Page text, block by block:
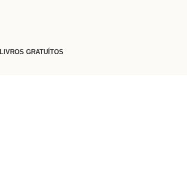
LIVROS GRATUÍTOS